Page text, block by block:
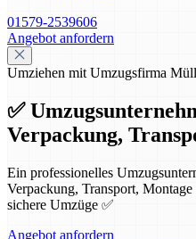
01579-2539606
Angebot anfordern
Umziehen mit Umzugsfirma
✅
Verpackung,
Ein professionelles
Verpackung, Transport,
sichere Umzüge ✅
Angebot anfordern